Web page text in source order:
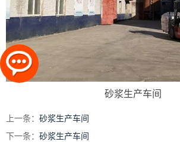
砂浆生产车间
上一条： 砂浆生产车间
下一条： 砂浆生产车间